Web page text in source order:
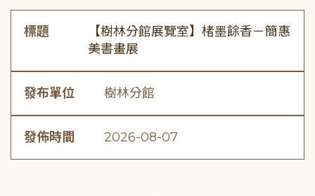
標題
【樹林分館展覽室】楮墨餘香－簡惠
美書畫展
發布單位 樹林分館
發佈時間 2026-08-07